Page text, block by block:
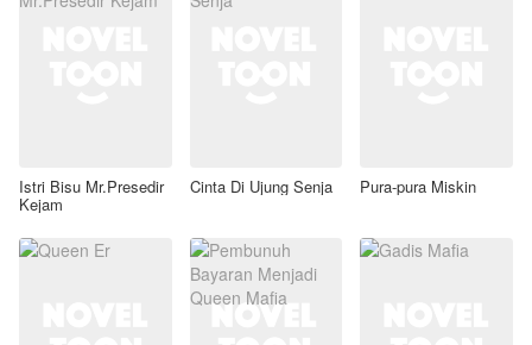
Istri Bisu Mr.Presedir
Kejam
Cinta Di Ujung Senja Pura-pura Miskin